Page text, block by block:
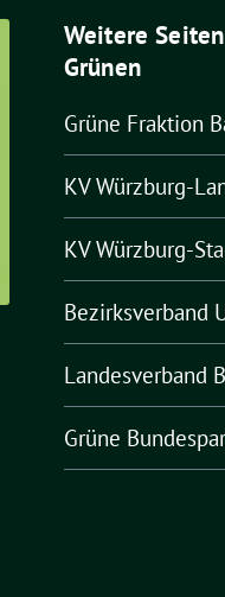
Weitere
Grünen
Grüne Fraktion
KV Würzburg-
KV Würzburg-
Bezirksverband
Landesverband
Grüne